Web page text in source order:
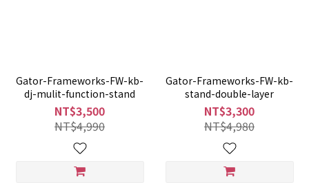
Gator-Frameworks-FW-kb-
dj-mulit-function-stand
NT$3,500
NT$4,990
Gator-Frameworks-FW-kb-
stand-double-layer
NT$3,300
NT$4,980